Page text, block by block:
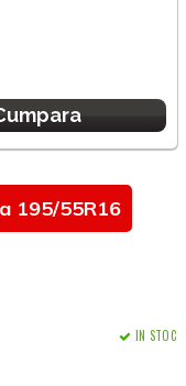
195/55R16
IN STOC